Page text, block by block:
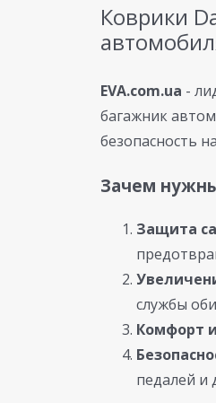
Коврики
EVA.com.ua -
багажник
безопасность
Зачем
Защита
службы
Комфорт
педалей и